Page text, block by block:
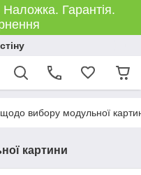
Наложка. Гарантія.
вибору модульної
картини